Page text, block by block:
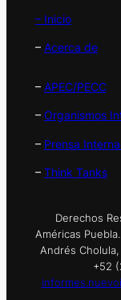
– Inicio
– Acerca de
– APEC/PECC
– Organismos
– Prensa
– Think Tanks
Derechos
Américas
Andrés
+52